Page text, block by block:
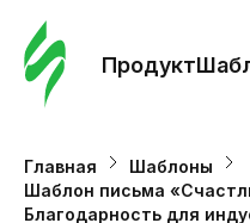
Продукт
Главная
Шаблоны
Шаблон письма
Благодарность для